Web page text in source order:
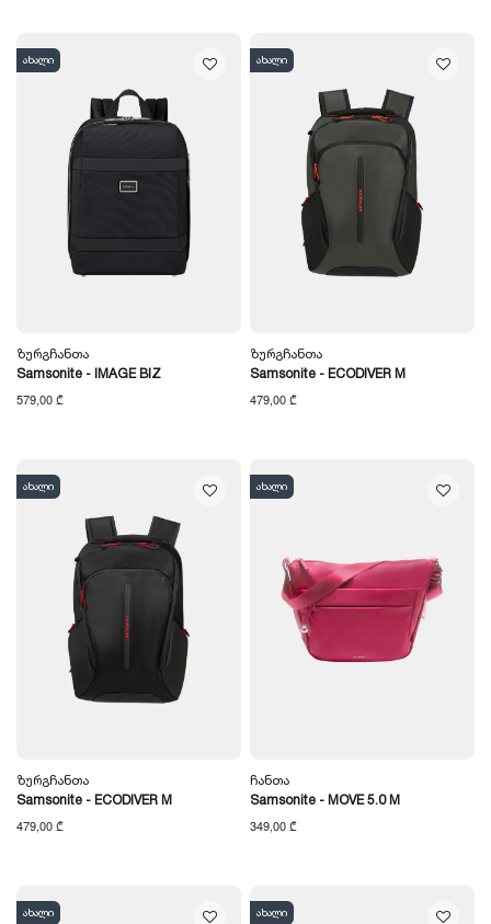
ახალი
Ზურგჩანთა
Samsonite - IMAGE BIZ
579,00 ₾
ახალი
Ზურგჩანთა
Samsonite - ECODIVER M
479,00 ₾
ახალი
Ზურგჩანთა
Samsonite - ECODIVER M
479,00 ₾
ახალი
Ჩანთა
Samsonite - MOVE 5.0 M
349,00 ₾
ახალი ახალი